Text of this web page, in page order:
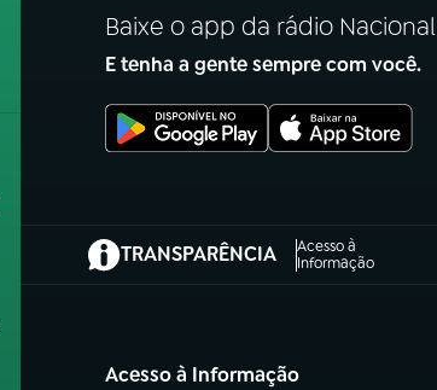
Baixe o app da rádio Nacional
E tenha a gente sempre com você.
TRANSPARÊNCIA
Acesso à
Informação
(abre em nova aba)
Acesso à Informação